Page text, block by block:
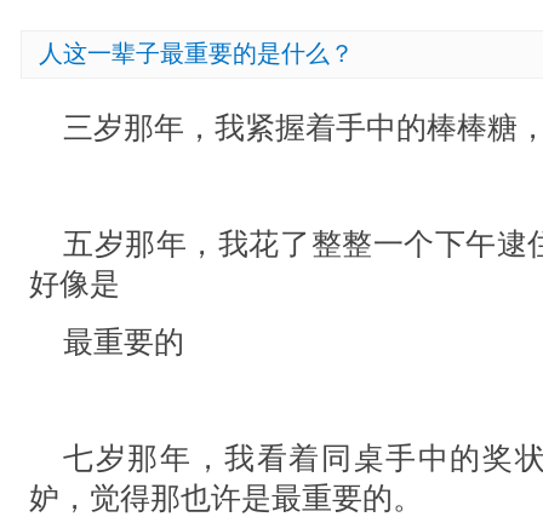
人这一辈子最重要的是什么？
三岁那年，我紧握着手中的棒棒糖
五岁那年，我花了整整一个下午逮
好像是
最重要的
七岁那年，我看着同桌手中的奖
妒，觉得那也许是最重要的。